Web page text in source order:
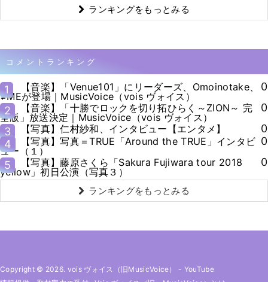
ランキングをもっとみる
コメントランキング
1
【音楽】「Venue101」にリーダーズ、Omoinotake、
≠MEが登場｜MusicVoice（vois ヴォイス）
0
2
【音楽】「十勝でロックを切り拓ひらく～ZION～ 完
全版」放送決定｜MusicVoice（vois ヴォイス）
0
3
【写真】仁村紗和、インタビュー【エンタメ】
0
4
【写真】写真＝TRUE「Around the TRUE」インタビ
ュー（１）
0
5
【写真】藤原さくら「Sakura Fujiwara tour 2018
yellow」初日公演（写真３）
0
ランキングをもっとみる
Copyright © 2026. vois ヴォイス（旧MusicVoice） - YouTube